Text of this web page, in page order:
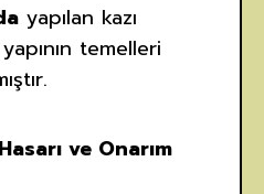
yapılan kazı
temelleri
ve Onarım